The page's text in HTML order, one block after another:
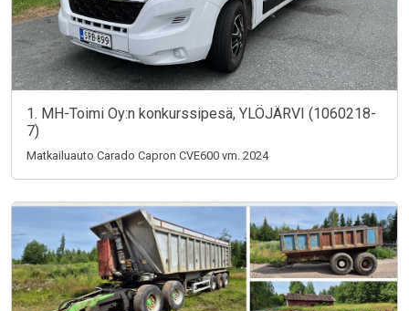
1. MH-Toimi Oy:n konkurssipesä, YLÖJÄRVI (1060218-
7)
Matkailuauto Carado Capron CVE600 vm. 2024